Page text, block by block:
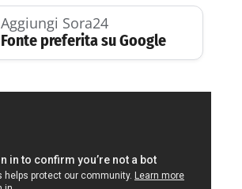
Aggiungi Sora24
Fonte preferita su Google